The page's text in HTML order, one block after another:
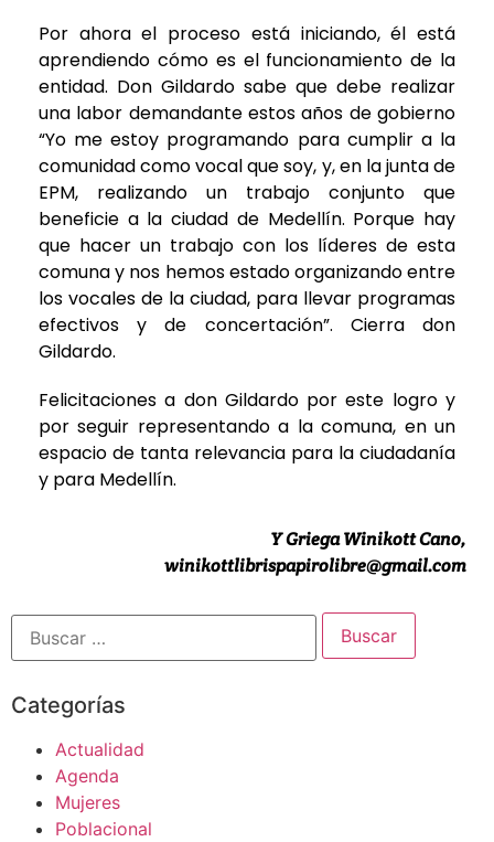
Por ahora el proceso está iniciando, él está
aprendiendo cómo es el funcionamiento de la
entidad. Don Gildardo sabe que debe realizar
una labor demandante estos años de gobierno
“Yo me estoy programando para cumplir a la
comunidad como vocal que soy, y, en la junta de
EPM, realizando un trabajo conjunto que
beneficie a la ciudad de Medellín. Porque hay
que hacer un trabajo con los líderes de esta
comuna y nos hemos estado organizando entre
los vocales de la ciudad, para llevar programas
efectivos y de concertación”. Cierra don
Gildardo.
Felicitaciones a don Gildardo por este logro y
por seguir representando a la comuna, en un
espacio de tanta relevancia para la ciudadanía
y para Medellín.
Y Griega Winikott Cano,
winikottlibrispapirolibre@gmail.com
Categorías
Actualidad
Agenda
Mujeres
Poblacional